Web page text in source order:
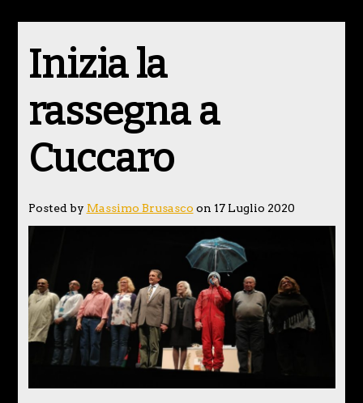
Inizia la
rassegna a
Cuccaro
Posted by Massimo Brusasco on 17 Luglio 2020